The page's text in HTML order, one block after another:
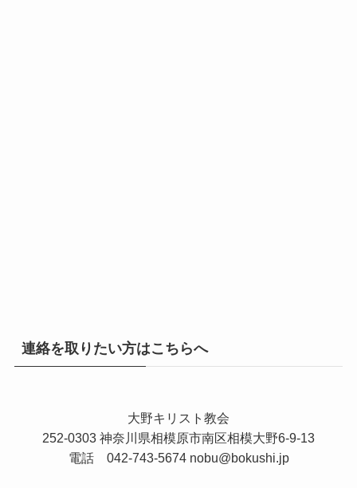
連絡を取りたい方はこちらへ
大野キリスト教会
252-0303 神奈川県相模原市南区相模大野6-9-13
電話 042-743-5674nobu@bokushi.jp